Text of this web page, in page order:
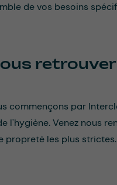
de vos besoins
commençons par
l'hygiène. Venez nous
propreté les plus strictes.